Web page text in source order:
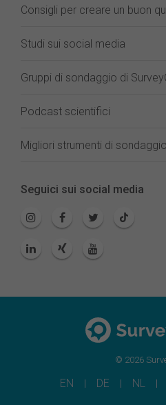
Consigli per creare un buon
Studi sui social media
Gruppi di sondaggio di
Podcast scientifici
Migliori strumenti di
Seguici sui social media
© 2026
EN DE NL